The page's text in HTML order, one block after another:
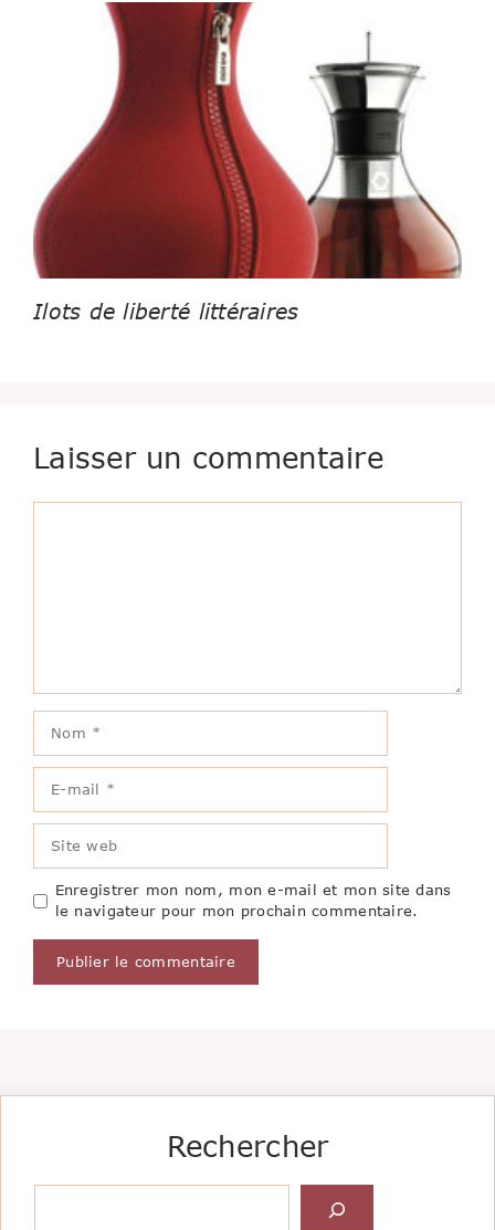
Ilots de liberté littéraires
Laisser un commentaire
mail
web
Enregistrer mon nom, mon e-mail et mon site dans
le navigateur pour mon prochain commentaire.
Rechercher